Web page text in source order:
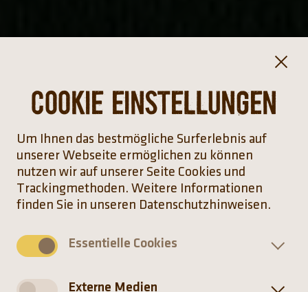
Cookie Einstellungen
Um Ihnen das bestmögliche Surferlebnis auf
unserer Webseite ermöglichen zu können
nutzen wir auf unserer Seite Cookies und
Trackingmethoden. Weitere Informationen
finden Sie in unseren Datenschutzhinweisen.
Essentielle Cookies
Externe Medien